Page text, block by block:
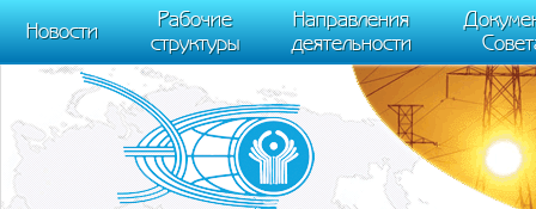
m[i].l=1*new Date(); for (var j = 0; j < document.scripts.length; j++) {if
[0],k.async=1,k.src=r,a.parentNode.insertBefore(k,a)}) (window,
trackLinks:true, accurateTrackBounce:true });
Новости
Рабочие
структуры
Направления
деятельности